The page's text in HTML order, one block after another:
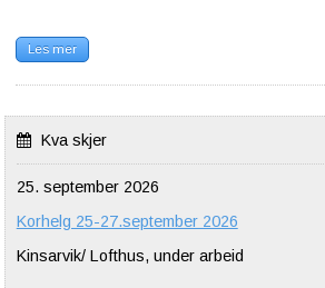
Les mer
Kva skjer
25. september 2026
Korhelg 25-27.september 2026
Kinsarvik/ Lofthus, under arbeid